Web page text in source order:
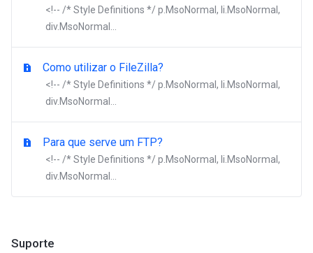
<!-- /* Style Definitions */ p.MsoNormal, li.MsoNormal,
div.MsoNormal...
Como utilizar o FileZilla?
<!-- /* Style Definitions */ p.MsoNormal, li.MsoNormal,
div.MsoNormal...
Para que serve um FTP?
<!-- /* Style Definitions */ p.MsoNormal, li.MsoNormal,
div.MsoNormal...
Suporte